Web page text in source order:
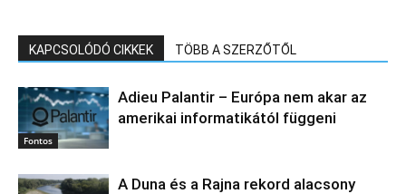
KAPCSOLÓDÓ CIKKEK TÖBB A SZERZŐTŐL
Fontos
Adieu Palantir – Európa nem akar az
amerikai informatikától függeni
A Duna és a Rajna rekord alacsony